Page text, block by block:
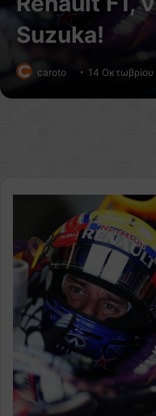
Suzuka!
caroto 14 Οκτωβρίου